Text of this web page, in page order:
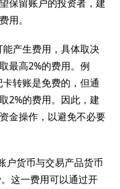
保留账户的投资者，建
用。
产生费用，具体取决
最高2%的费用。例
转账是免费的，但通
2%的费用。因此，建
金操作，以避免不必要
户货币与交易产品货币
这一费用可以通过开